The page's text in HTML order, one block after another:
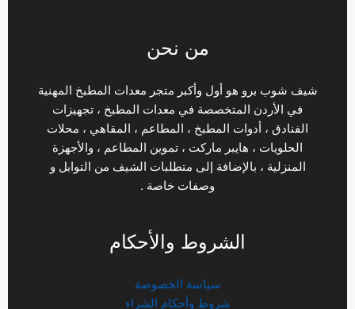
من نحن
شيف شوب برو هو أول وأكبر متجر معدات المطبخ المهنية
في الأردن المتخصصة في معدات المطبخ ، تجهيزات
الفنادق ، أدوات المطبخ ، المطاعم ، المقاهي ، محلات
الحلويات ، هايبر ماركت ، تموين المطاعم ، والأجهزة
المنزلية ، بالإضافة إلى متطلبات الشيف من التوابل و
وصفات خاصة .
الشروط والأحكام
سياسة الخصوصة
شروط وأحكام الشراء